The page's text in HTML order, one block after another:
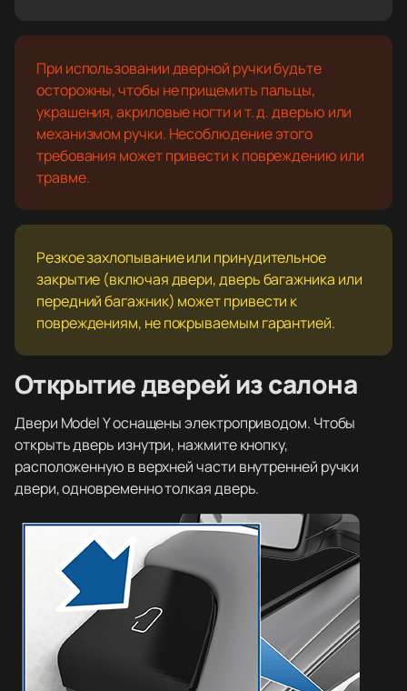
При использовании дверной ручки будьте
осторожны, чтобы не прищемить пальцы,
украшения, акриловые ногти и т. д. дверью или
механизмом ручки. Несоблюдение этого
требования может привести к повреждению или
травме.
Резкое захлопывание или принудительное
закрытие (включая двери, дверь багажника или
передний багажник) может привести к
повреждениям, не покрываемым гарантией.
Открытие дверей из салона
Двери Model Y оснащены электроприводом. Чтобы
открыть дверь изнутри, нажмите кнопку,
расположенную в верхней части внутренней ручки
двери, одновременно толкая дверь.